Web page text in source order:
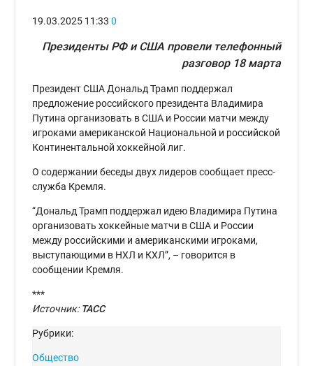
19.03.2025 11:33 0
Президенты РФ и США провели телефонный
разговор 18 марта
Президент США Дональд Трамп поддержал
предложение российского президента Владимира
Путина организовать в США и России матчи между
игроками американской Национальной и российской
Континентальной хоккейной лиг.
О содержании беседы двух лидеров сообщает пресс-
служба Кремля.
“Дональд Трамп поддержал идею Владимира Путина
организовать хоккейные матчи в США и России
между российскими и американскими игроками,
выступающими в НХЛ и КХЛ”, – говорится в
сообщении Кремля.
***
Источник: ТАСС
Рубрики:
Общество